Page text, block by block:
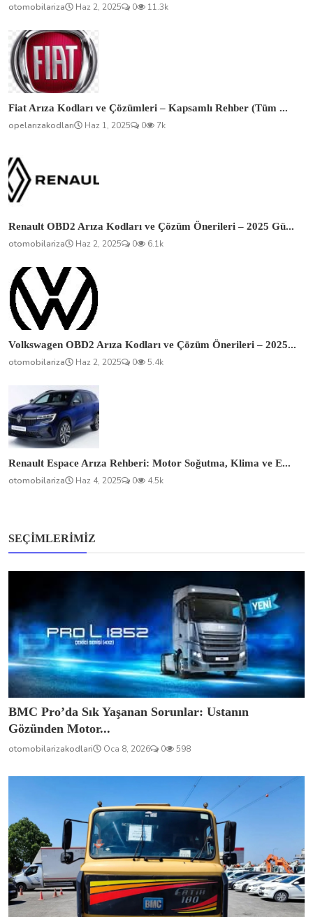
otomobilariza
Haz 2, 2025 0 11.3k
Fiat Arıza Kodları ve Çözümleri – Kapsamlı Rehber (Tüm ...
opelarızakodları
Haz 1, 2025 0 7k
Renault OBD2 Arıza Kodları ve Çözüm Önerileri – 2025 Gü...
otomobilariza
Haz 2, 2025 0 6.1k
Volkswagen OBD2 Arıza Kodları ve Çözüm Önerileri – 2025...
otomobilariza
Haz 2, 2025 0 5.4k
Renault Espace Arıza Rehberi: Motor Soğutma, Klima ve E...
otomobilariza
Haz 4, 2025 0 4.5k
SEÇIMLERIMIZ
BMC Pro’da Sık Yaşanan Sorunlar: Ustanın
Gözünden Motor...
otomobilarizakodlari Oca 8, 2026 0 598